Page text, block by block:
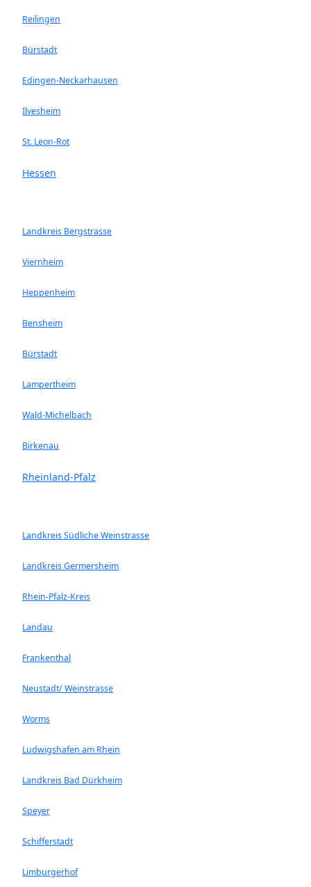
Reilingen
Bürstadt
Edingen-Neckarhausen
Ilvesheim
St. Leon-Rot
Hessen
Landkreis Bergstrasse
Viernheim
Heppenheim
Bensheim
Bürstadt
Lampertheim
Wald-Michelbach
Birkenau
Rheinland-Pfalz
Landkreis Südliche Weinstrasse
Landkreis Germersheim
Rhein-Pfalz-Kreis
Landau
Frankenthal
Neustadt/ Weinstrasse
Worms
Ludwigshafen am Rhein
Landkreis Bad Dürkheim
Speyer
Schifferstadt
Limburgerhof